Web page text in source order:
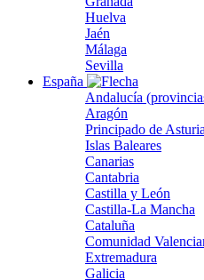
Huelva
Jaén
Málaga
Sevilla
España
Andalucía
Aragón
Principado de
Islas Baleares
Canarias
Cantabria
Castilla y León
Castilla-La Mancha
Cataluña
Comunidad
Extremadura
Galicia